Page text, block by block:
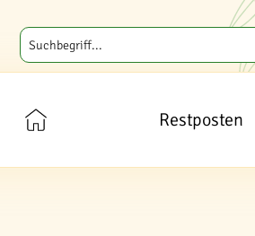
Restposten